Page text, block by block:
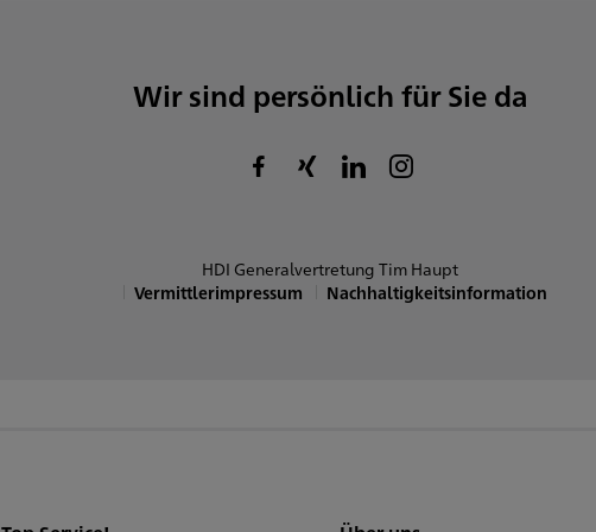
Wir sind persönlich für Sie da
HDI Generalvertretung Tim Haupt
Vermittlerimpressum
Nachhaltigkeitsinformation